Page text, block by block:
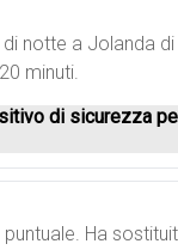
notte a Jolanda
minuti.
di sicurezza
Ha